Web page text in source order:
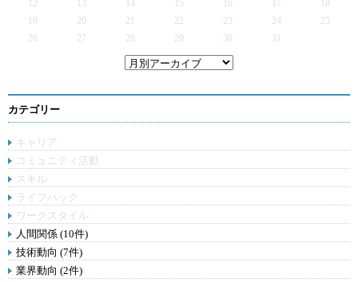
12
13 14 15 16 17
19
20 21 22 23 24
25
26
27 28 29 30 31
カテゴリー
キャリア
コミュニティ活動
スキル
ライフハック
ワークスタイル
人間関係 (10件)
技術動向 (7件)
業界動向 (2件)